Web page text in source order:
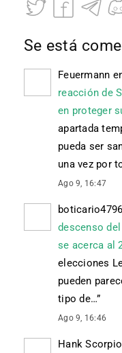
Se está
Feuermann
reacción de
en proteger
apartada
pueda ser
una vez por
Ago 9, 16:47
boticario4796
descenso
se acerca al
elecciones
pueden
tipo de…”
Ago 9, 16:46
Hank Scorpio